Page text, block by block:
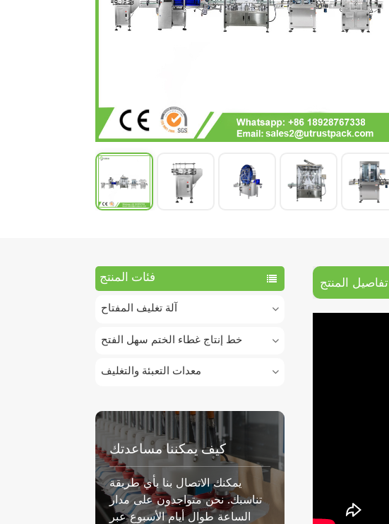
فئات المنتج
آلة تغليف المفتاح
خط إنتاج غطاء الختم سهل الفتح
معدات التعبئة والتغليف
كيف يمكننا مساعدتك
يمكنك الاتصال بنا بأي طريقة
تناسبك. نحن متواجدون على مدار
الساعة طوال أيام الأسبوع عبر
تفاصيل المنتج